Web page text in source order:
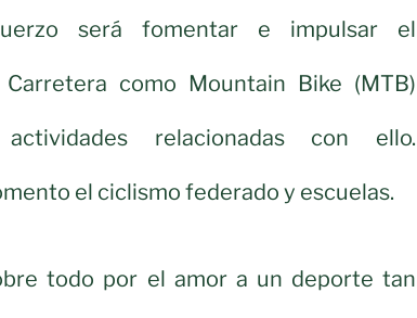
será fomentar e impulsar el
como Mountain Bike (MTB)
relacionadas con ello.
el ciclismo federado y escuelas.
todo por el amor a un deporte tan